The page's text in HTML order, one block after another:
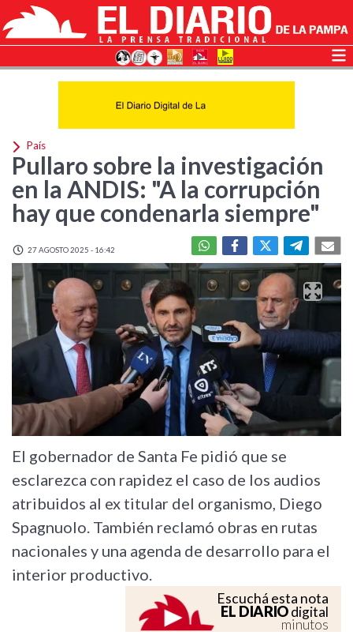
País
Pullaro sobre la investigación
en la ANDIS: "A la corrupción
hay que condenarla siempre"
27 AGOSTO 2025 - 16:42
El gobernador de Santa Fe pidió que se
esclarezca con rapidez el caso de los audios
atribuidos al ex titular del organismo, Diego
Spagnuolo. También reclamó obras en rutas
nacionales y una agenda de desarrollo para el
interior productivo.
Escuchá esta nota
EL DIARIOdigital
minutos